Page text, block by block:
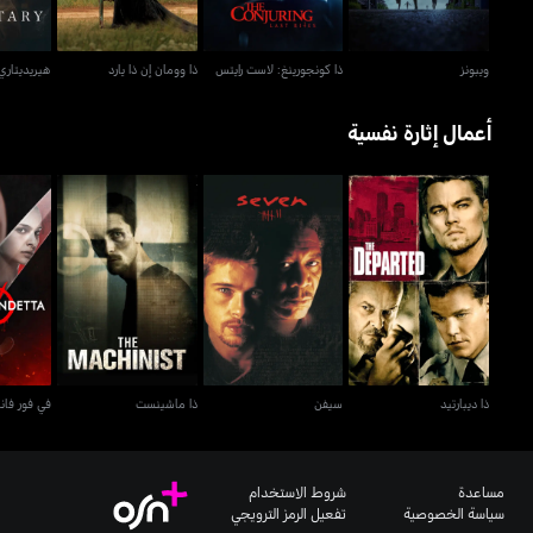
ويبونز ذا كونجورينغ: لاست رايتس ذا وومان إن ذا يارد
أعمال إثارة نفسية
ذا ديبارتيد
ذا ديبارتيد
سيفن
سيفن
ذا ماشينست
ذا ماشينست
في
في فور
مساعدة
سياسة الخصوصية
شروط الاستخدام
تفعيل الرمز الترويجي